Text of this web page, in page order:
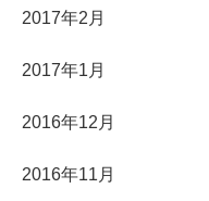
2017年2月
2017年1月
2016年12月
2016年11月